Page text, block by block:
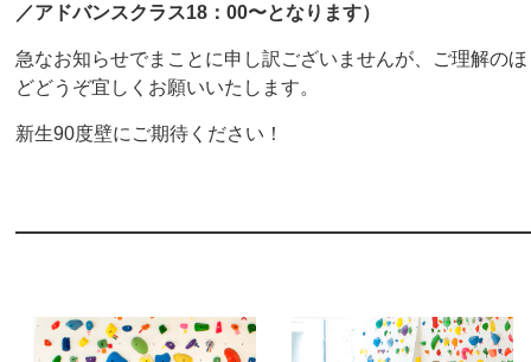
／アドバンスクラス18：00〜となります）
急なお知らせでまことに申し訳ございませんが、ご理解のほ
どどうぞ宜しくお願いいたします。
新生90度壁にご期待ください！